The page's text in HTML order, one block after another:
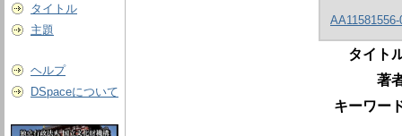
タイトル
主題
ヘルプ
DSpaceについて
タイト
著
キーワー